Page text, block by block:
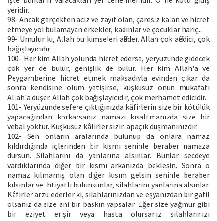
yeridir.
98- Ancak gerçekten aciz ve zayıf olan, çaresiz kalan ve hicret
etmeye yol bulamayan erkekler, kadınlar ve çocuklar hariç...
99- Umulur ki, Allah bu kimseleri affeder. Allah çok affedici, çok
bağışlayıcıdır.
100- Her kim Allah yolunda hicret ederse, yeryüzünde gidecek
çok yer de bulur, genişlik de bulur. Her kim Allah'a ve
Peygamberine hicret etmek maksadıyla evinden çıkar da
sonra kendisine ölüm yetişirse, kuşkusuz onun mükafatı
Allah'a düşer. Allah çok bağışlayıcıdır, çok merhamet edicidir.
101- Yeryüzünde sefere çıktığınızda kâfirlerin size bir kötülük
yapacağından korkarsanız namazı kısaltmanızda size bir
vebal yoktur. Kuşkusuz kâfirler sizin apaçık düşmanınızdır.
102- Sen onların aralarında bulunup da onlara namaz
kıldırdığında içlerinden bir kısmı seninle beraber namaza
dursun. Silahlarını da yanlarına alsınlar. Bunlar secdeye
vardıklarında diğer bir kısmı arkanızda beklesin. Sonra o
namaz kılmamış olan diğer kısım gelsin seninle beraber
kılsınlar ve ihtiyatlı bulunsunlar, silahlarını yanlarına alsınlar.
Kâfirler arzu ederler ki, silahlarınızdan ve eşyanızdan bir gafil
olsanız da size ani bir baskın yapsalar. Eğer size yağmur gibi
bir eziyet erişir veya hasta olursanız silahlarınızı